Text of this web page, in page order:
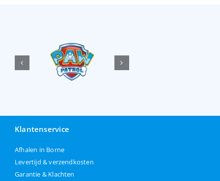
Klantenservice
Afhalen in Borne
Levertijd & verzendkosten
Garantie & Klachten